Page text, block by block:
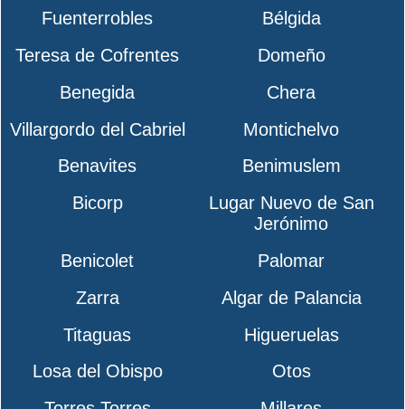
Fuenterrobles
Bélgida
Teresa de Cofrentes
Domeño
Benegida
Chera
Villargordo del Cabriel
Montichelvo
Benavites
Benimuslem
Bicorp
Lugar Nuevo de San
Jerónimo
Benicolet
Palomar
Zarra
Algar de Palancia
Titaguas
Higueruelas
Losa del Obispo
Otos